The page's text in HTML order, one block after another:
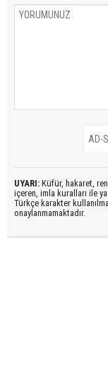
UYARI: Küfür, hakaret,
içeren, imla kuralları ile
Türkçe karakter
onaylanmamaktadır.